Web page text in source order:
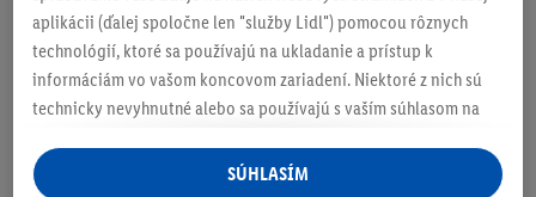
Výhercovia
Magdaléna P., Pukanec
Terézia N., Šahy
aplikácii (ďalej spoločne len "služby Lidl") pomocou rôznych
technológií, ktoré sa používajú na ukladanie a prístup k
informáciám vo vašom koncovom zariadení. Niektoré z nich sú
technicky nevyhnutné alebo sa používajú s vaším súhlasom na
personalizovanú reklamu v rámci služieb Lidl aj mimo nich. Ak
SÚHLASÍM